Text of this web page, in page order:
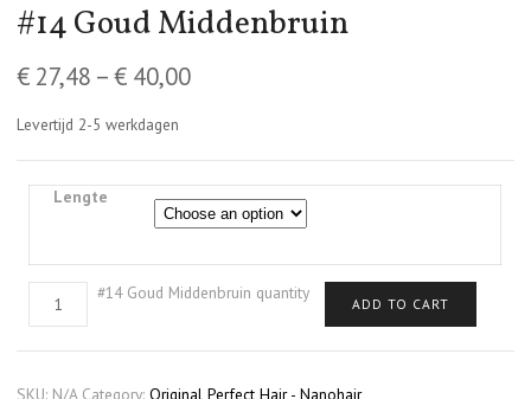
#14 Goud Middenbruin
€27,48 –€40,00
Levertijd 2-5 werkdagen
Lengte
#14 Goud Middenbruin quantity
ADD TO CART
SKU: N/A Category: Original Perfect Hair - Nanohair